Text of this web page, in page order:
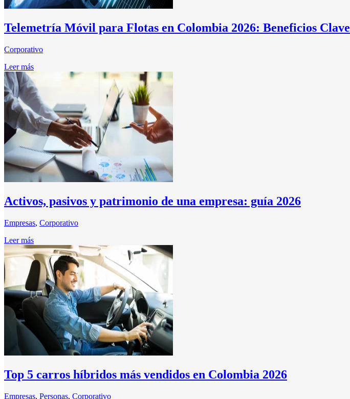
Telemetría Móvil para Flotas en Colombia 2026: Beneficios Clave
Corporativo
Leer más
Activos, pasivos y patrimonio de una empresa: guía 2026
Empresas, Corporativo
Leer más
Top 5 carros híbridos más vendidos en Colombia 2026
Empresas, Personas, Corporativo